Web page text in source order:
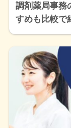
調剤薬局事務
すめも比較で